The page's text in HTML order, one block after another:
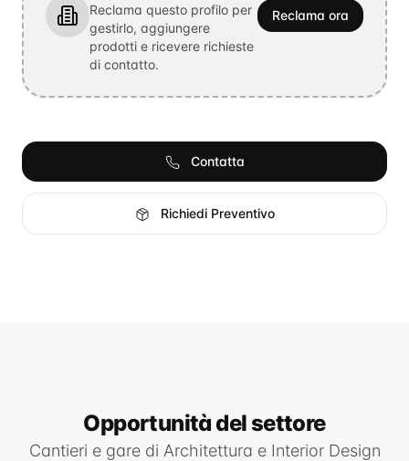
Reclama questo profilo per
gestirlo, aggiungere
prodotti e ricevere richieste
di contatto.
Reclama ora
Contatta
Richiedi Preventivo
Opportunitàdel settore
Cantieri e gare di Architettura e Interior Design